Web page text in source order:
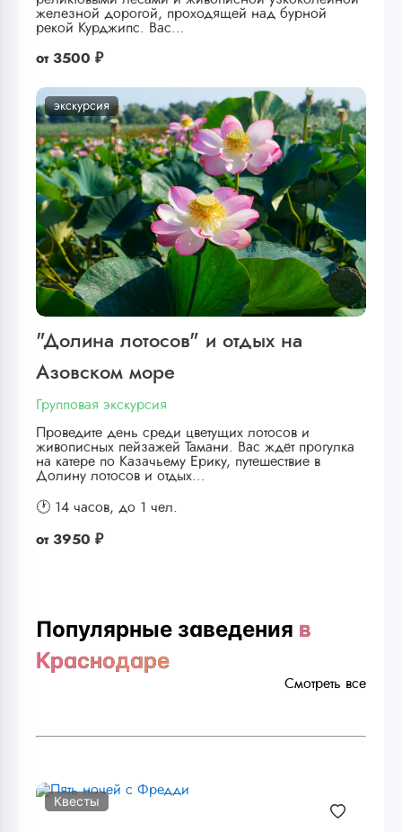
железной дорогой, проходящей над бурной
рекой Курджипс. Вас…
от 3500 ₽
экскурсия
"Долина лотосов" и отдых на
Азовском море
Групповая экскурсия
Проведите день среди цветущих лотосов и
живописных пейзажей Тамани. Вас ждёт прогулка
на катере по Казачьему Ерику, путешествие в
Долину лотосов и отдых…
🕐 14 часов, до 1 чел.
от 3950 ₽
Популярные заведения в
Краснодаре
Смотреть все
Квесты